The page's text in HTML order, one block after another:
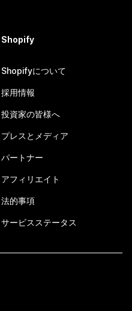
Shopify
Shopifyについて
採用情報
投資家の皆様へ
プレスとメディア
パートナー
アフィリエイト
法的事項
サービスステータス